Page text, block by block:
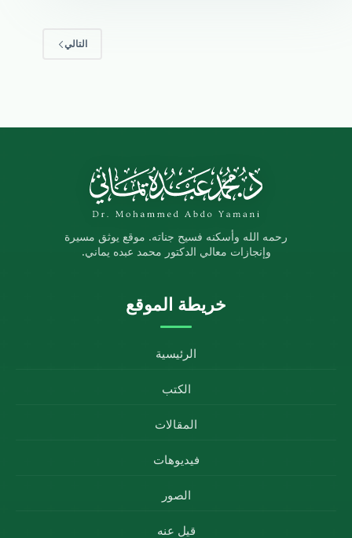
التالي
رحمه الله وأسكنه فسيح جناته. موقع يوثق مسيرة
وإنجازات معالي الدكتور محمد عبده يماني.
خريطة الموقع
الرئيسية
الكتب
المقالات
فيديوهات
الصور
قيل عنه